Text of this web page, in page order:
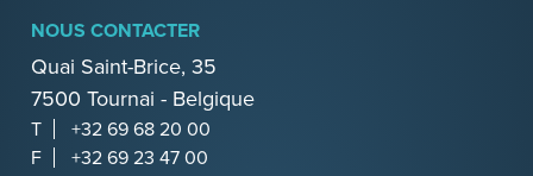
NOUS CONTACTER
Quai Saint-Brice, 35
7500 Tournai - Belgique
T
+32 69 68 20 00
F
+32 69 23 47 00